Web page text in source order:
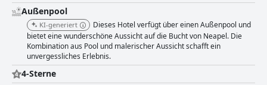
Außenpool
KI-generiert
Dieses Hotel verfügt über einen Außenpool und
bietet eine wunderschöne Aussicht auf die Bucht von Neapel. Die
Kombination aus Pool und malerischer Aussicht schafft ein
unvergessliches Erlebnis.
4-Sterne